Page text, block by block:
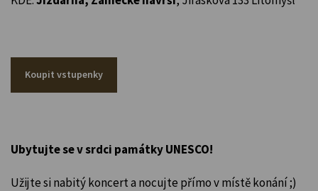
Koupit vstupenky
Ubytujte se v srdci památky UNESCO!
Užijte si nabitý koncert a nocujte přímo v místě konání ;)